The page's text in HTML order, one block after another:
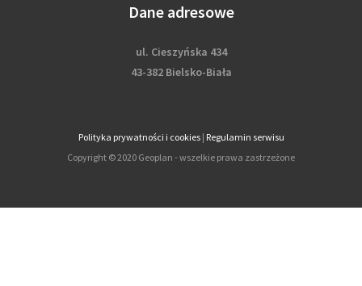
Dane adresowe
ul. Cieszyńska 434
43-382 Bielsko-Biała
Polityka prywatności i cookies| Regulamin serwisu
Copyright © 2020 Geoplan - wszelkie prawa zastrzeżone